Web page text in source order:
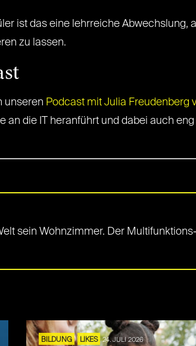
ist das eine lehrreiche Abwechslung,
zu lassen.
unseren Podcast mit Julia Freudenberg
an die IT heranführt und dabei auch
sein Wohnzimmer. Der
BILDUNG LIKES 24. JULI 2026